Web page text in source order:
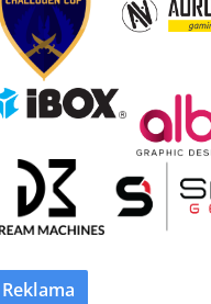
Reklama